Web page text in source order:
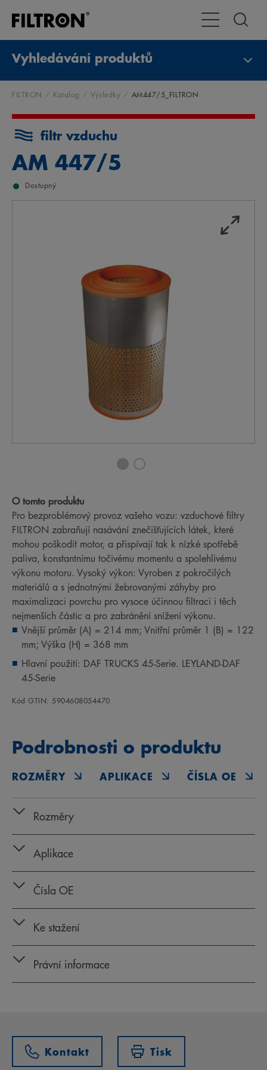
Přepnout
Vyhledávání produktů
FILTRON Katalog Výsledky AM447/5_FILTRON
filtr vzduchu
AM 447/5
Dostupný
O tomto produktu
Pro bezproblémový provoz vašeho vozu: vzduchové filtry
FILTRON zabraňují nasávání znečišťujících látek, které
mohou poškodit motor, a přispívají tak k nízké spotřebě
paliva, konstantnímu točivému momentu a spolehlivému
výkonu motoru. Vysoký výkon: Vyroben z pokročilých
materiálů a s jednotnými žebrovanými záhyby pro
maximalizaci povrchu pro vysoce účinnou filtraci i těch
nejmenších částic a pro zabránění snížení výkonu.
Vnější průměr (A) = 214 mm; Vnitřní průměr 1 (B) = 122
mm; Výška (H) = 368 mm
Hlavní použití: DAF TRUCKS 45-Serie. LEYLAND-DAF
45-Serie
Kód GTIN: 5904608054470
Podrobnosti o produktu
ROZMĚRY APLIKACE ČÍSLA OE
Rozměry
Aplikace
Čísla OE
Ke stažení
Právní informace
Kontakt Tisk